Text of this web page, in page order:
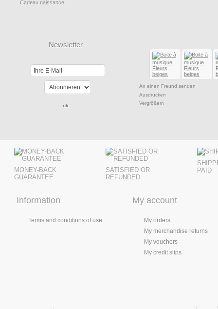
Cadeau naissance
Newsletter
An einen Freund senden
Ausdrucken
Vergrößern
MONEY-BACK
GUARANTEE
SATISFIED OR
REFUNDED
PAID
Information
Terms and conditions of use
My account
My orders
My merchandise returns
My vouchers
My credit slips